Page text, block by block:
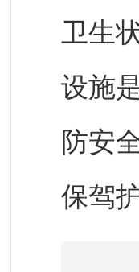
卫生
设施
防安
保驾